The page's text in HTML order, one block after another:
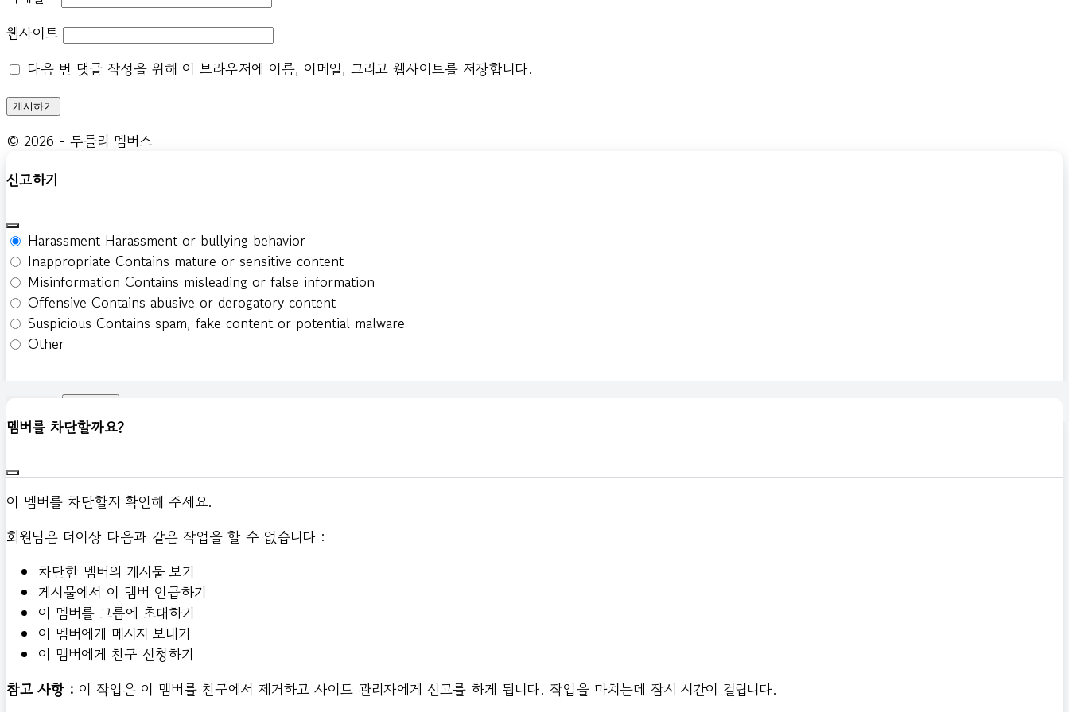
웹사이트
다음 번 댓글 작성을 위해 이 브라우저에 이름, 이메일, 그리고 웹사이트를 저장합니다.
© 2026 - 두들리 멤버스
신고하기
Harassment Harassment or bullying behavior
Inappropriate Contains mature or sensitive content
Misinformation Contains misleading or false information
Offensive Contains abusive or derogatory content
Suspicious Contains spam, fake content or potential malware
Other
멤버를 차단할까요?
이 멤버를 차단할지 확인해 주세요.
회원님은 더이상 다음과 같은 작업을 할 수 없습니다 :
차단한 멤버의 게시물 보기
게시물에서 이 멤버 언급하기
이 멤버를 그룹에 초대하기
이 멤버에게 메시지 보내기
이 멤버에게 친구 신청하기
참고 사항 : 이 작업은 이 멤버를 친구에서 제거하고 사이트 관리자에게 신고를 하게 됩니다. 작업을 마치는데 잠시 시간이 걸립니다.